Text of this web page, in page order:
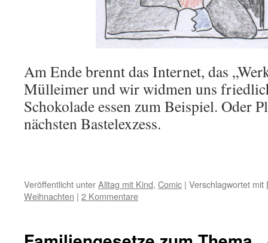
Am Ende brennt das Internet, das
Mülleimer und wir widmen uns
Schokolade essen zum Beispiel. Oder
nächsten Bastelexzess.
Veröffentlicht unterAlltag mit Kind, Comic | Verschlagwortet mit
Weihnachten | 2 Kommentare